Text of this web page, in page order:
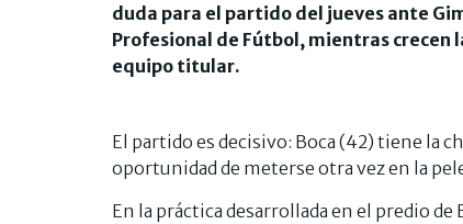
duda para el partido del jueves ante
Profesional de Fútbol, mientras crecen
equipo titular.
El partido es decisivo: Boca (42) tiene la
oportunidad de meterse otra vez en la
En la práctica desarrollada en el predio